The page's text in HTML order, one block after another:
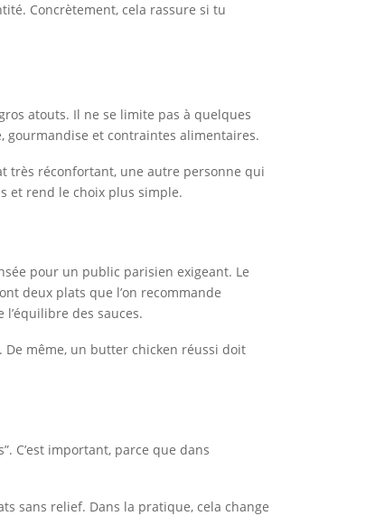
Concrètement, cela rassure si tu
atouts. Il ne se limite pas à quelques
et contraintes alimentaires.
très réconfortant, une autre personne qui
et rend le choix plus simple.
pour un public parisien exigeant. Le
deux plats que l’on recommande
des sauces.
même, un butter chicken réussi doit
C’est important, parce que dans
sans relief. Dans la pratique, cela change